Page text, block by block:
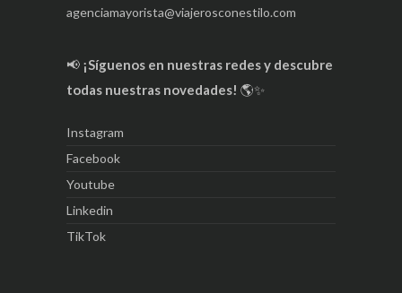
agenciamayorista@viajerosconestilo.com
📢 ¡Síguenos en nuestras redes y descubre
todas nuestras novedades! 🌎✨
Instagram
Facebook
Youtube
Linkedin
TikTok